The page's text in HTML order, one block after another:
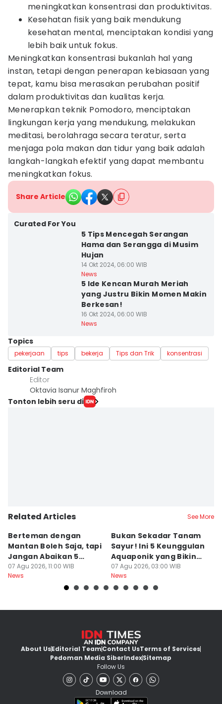
meningkatkan konsentrasi dan produktivitas.
Kesehatan fisik yang baik mendukung
kesehatan mental, menciptakan kondisi yang
lebih baik untuk fokus.
Meningkatkan konsentrasi bukanlah hal yang
instan, tetapi dengan penerapan kebiasaan yang
tepat, kamu bisa merasakan perubahan positif
dalam produktivitas dan kualitas kerja.
Menerapkan teknik Pomodoro, menciptakan
lingkungan kerja yang mendukung, melakukan
meditasi, berolahraga secara teratur, serta
menjaga pola makan dan tidur yang baik adalah
langkah-langkah efektif yang dapat membantu
meningkatkan fokus.
Share Article
Curated For You
5 Tips Mencegah Serangan
Hama dan Serangga di Musim
Hujan
14 Okt 2024, 06:00 WIB
News
5 Ide Kencan Murah Meriah
yang Justru Bikin Momen Makin
Berkesan!
16 Okt 2024, 06:00 WIB
News
Topics
pekerjaan tips bekerja Tips dan Trik konsentrasi
Editorial Team
Editor
Oktavia Isanur Maghfiroh
Tonton lebih seru di
Related Articles See More
Berteman dengan
Mantan Boleh Saja, tapi
Jangan Abaikan 5
Aturan Ini
07 Agu 2026, 11:00 WIB
News
Bukan Sekadar Tanam
Sayur! Ini 5 Keunggulan
Aquaponik yang Bikin
Takjub
07 Agu 2026, 03:00 WIB
News
About UsEditorial TeamContact UsTerms of Services
Pedoman Media SiberIndexSitemap
Follow Us
Download